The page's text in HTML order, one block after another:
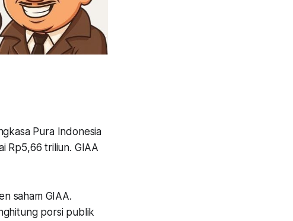
Pura Indonesia
Rp5,66 triliun. GIAA
saham GIAA.
porsi publik